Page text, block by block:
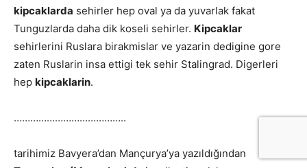
kipcaklarda sehirler hep oval ya da yuvarlak fakat
Tunguzlarda daha dik koseli sehirler. Kipcaklar
sehirlerini Ruslara birakmislar ve yazarin dedigine gore
zaten Ruslarin insa ettigi tek sehir Stalingrad. Digerleri
hep kipcaklarin.
…………………………………..
tarihimiz Bavyera’dan Mançurya’ya yazıldığından